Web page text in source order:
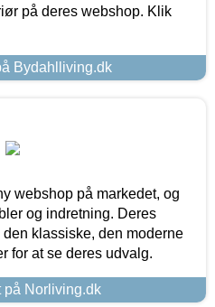
på deres webshop. Klik
Bydahlliving.dk
webshop på markedet, og
og indretning. Deres
klassiske, den moderne
for at se deres udvalg.
på Norliving.dk